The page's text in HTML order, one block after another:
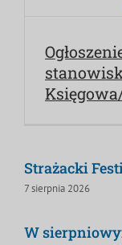
Strażacki
7 sierpnia 2026
W